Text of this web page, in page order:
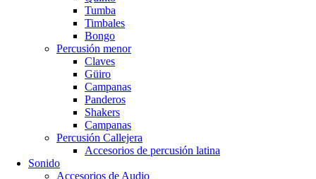
Tumba
Timbales
Bongo
Percusión menor
Claves
Güiro
Campanas
Panderos
Shakers
Campanas
Percusión Callejera
Accesorios de percusión latina
Sonido
Accesorios de Audio